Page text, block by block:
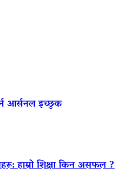
आर्सनल इच्छुक
हाम्रो शिक्षा किन असफल ?